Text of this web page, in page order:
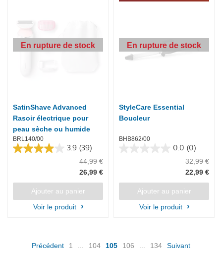
En rupture de stock
SatinShave Advanced
Rasoir électrique pour
peau sèche ou humide
BRL140/00
3.9 (39)
3.9
44,99 €
26,99 €
Ajouter au panier
Voir le produit
En rupture de stock
StyleCare Essential
Boucleur
BHB862/00
0.0 (0)
32,99 €
22,99 €
Ajouter au panier
Voir le produit
Précédent 1 104 105(current)
106 134 Suivant